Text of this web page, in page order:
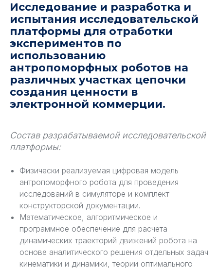
Исследование и разработка и
испытания исследовательской
платформы для отработки
экспериментов по
использованию
антропоморфных роботов на
различных участках цепочки
создания ценности в
электронной коммерции.
Состав разрабатываемой исследовательской
платформы:
Физически реализуемая цифровая модель
антропоморфного робота для проведения
исследований в симуляторе и комплект
конструкторской документации.
Математическое, алгоритмическое и
программное обеспечение для расчета
динамических траекторий движений робота на
основе аналитического решения отдельных задач
кинематики и динамики, теории оптимального